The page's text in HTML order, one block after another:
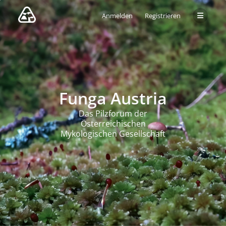
Anmelden Registrieren
Funga Austria
Das Pilzforum der
Österreichischen
Mykologischen Gesellschaft